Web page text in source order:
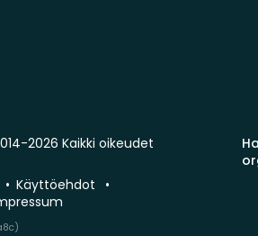
2026 Kaikki oikeudet
Käyttöehdot